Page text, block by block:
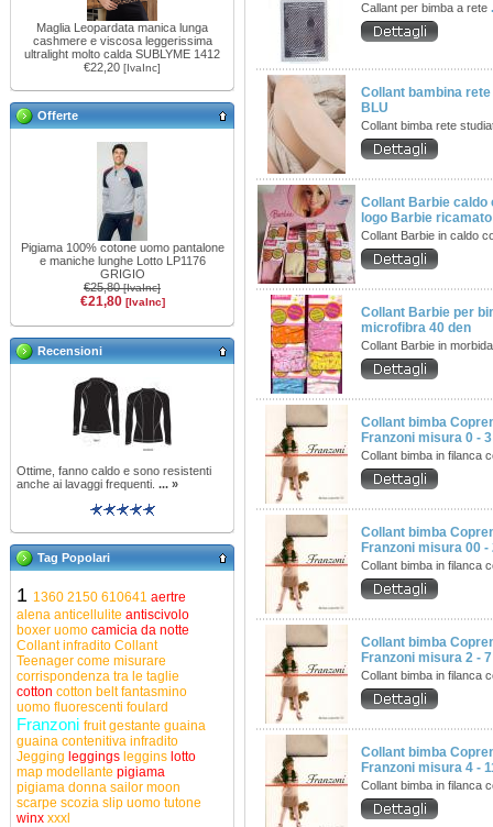
Maglia Leopardata manica lunga
cashmere e viscosa leggerissima
ultralight molto calda SUBLYME 1412
€22,20 [IvaInc]
Offerte
Pigiama 100% cotone uomo pantalone
e maniche lunghe Lotto LP1176
GRIGIO
€25,80[IvaInc]
€21,80 [IvaInc]
Recensioni
Ottime, fanno caldo e sono resistenti
anche ai lavaggi frequenti. ... »
Tag Popolari
1 1360 2150 610641 aertre
alena anticellulite antiscivolo
boxer uomo camicia da notte
Collant infradito Collant
Teenager come misurare
corrispondenza tra le taglie
cotton cotton beltfantasmino
uomo fluorescenti foulard
Franzoni fruitgestante guaina
guaina contenitiva infradito
Jegging leggings leggins lotto
map modellante pigiama
pigiama donna sailor moon
scarpe scozia slip uomo tutone
winx xxxl
Callant per bimba a rete
Collant bambina
BLU
Collant bimba rete
Collant Barbie caldo
logo Barbie ricamato
Collant Barbie in caldo
Collant Barbie per
microfibra 40 den
Collant Barbie in
Collant bimba
Franzoni misura 0 -
Collant bimba in filanca
Collant bimba
Franzoni misura 00 -
Collant bimba in filanca
Collant bimba
Franzoni misura 2 -
Collant bimba in filanca
Collant bimba
Franzoni misura 4 -
Collant bimba in filanca